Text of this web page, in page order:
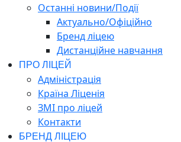
Останні новини/Події
Актуально/Офіційно
Бренд ліцею
Дистанційне навчання
ПРО ЛІЦЕЙ
Адміністрація
Країна Ліценія
ЗМІ про ліцей
Контакти
БРЕНД ЛІЦЕЮ